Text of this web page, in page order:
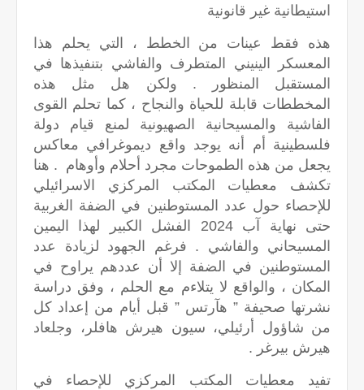
استيطانية غير قانونية
هذه فقط عينات من الخطط ، التي يحلم هذا
المعسكر الينيني المتطرف والفاشي بتنفيذها في
المستقبل المنظور . ولكن هل مثل هذه
المخططات قابلة للحياة والنجاح ، كما تحلم القوى
الفاشية والمسيحانية الصهيونية لمنع قيام دولة
فلسطينية أم أنه يوجد واقع ديموغرافي معاكس
يجعل من هذه الطموحات مجرد أحلام وأوهام . هنا
تكشف معطيات المكتب المركزي الاسرائيلي
للإحصاء حول عدد المستوطنين في الضفة الغربية
حتى نهاية آب 2024 الفشل الكبير لهذا اليمين
المسيحاني والفاشي . فرغم الجهود لزيادة عدد
المستوطنين في الضفة إلا أن عددهم يراوح في
المكان ، والواقع لا يتلاءم مع الحلم ، وفق دراسة
نشرتها صحيفة ” هآرتس ” قبل أيام من إعداد كل
من شاؤول أرئيلي، سيون هيرش هافلر، وجلعاد
هيرش بيرغر .
تفيد معطيات المكتب المركزي للإحصاء في